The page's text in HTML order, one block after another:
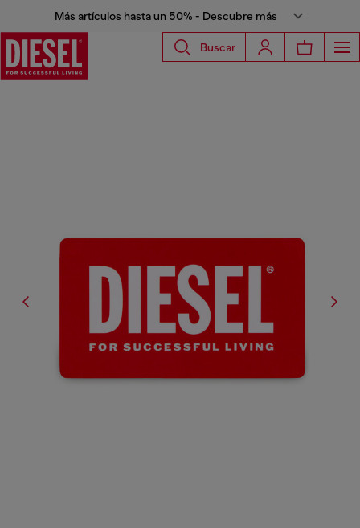
Más artículos hasta un 50% - Descubre más
Buscar